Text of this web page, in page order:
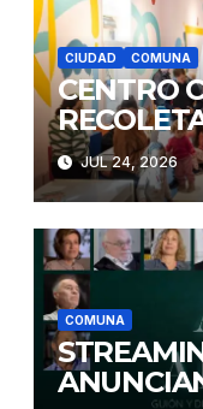
CIUDAD COMUNA
CENTRO
JUL 24, 2026
COMUNA